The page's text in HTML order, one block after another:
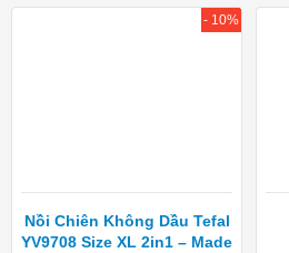
Nồi Chiên Không Dầu Tefal
YV9708 Size XL 2in1 – Made
- 10%